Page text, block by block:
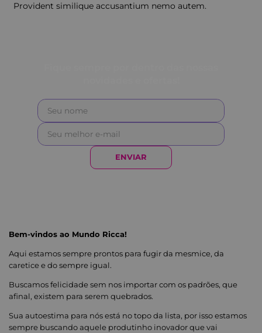
Provident similique accusantium nemo autem.
ENVIAR
Bem-vindos ao Mundo Ricca!
Aqui estamos sempre prontos para fugir da mesmice, da
caretice e do sempre igual.
Buscamos felicidade sem nos importar com os padrões, que
afinal, existem para serem quebrados.
Sua autoestima para nós está no topo da lista, por isso estamos
sempre buscando aquele produtinho inovador que vai